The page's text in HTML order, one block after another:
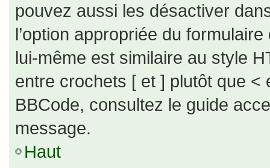
pouvez aussi les désactiver
l’option appropriée du
lui-même est similaire au style
entre crochets [ et ] plutôt que <
BBCode, consultez le guide
message.
Haut